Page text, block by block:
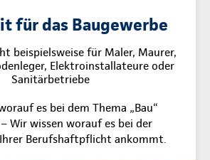
für das Baugewerbe
beispielsweise für Maler, Maurer,
Elektroinstallateure oder
Sanitärbetriebe
es bei dem Thema „Bau“
Wir wissen worauf es bei der
Berufshaftpflicht ankommt.